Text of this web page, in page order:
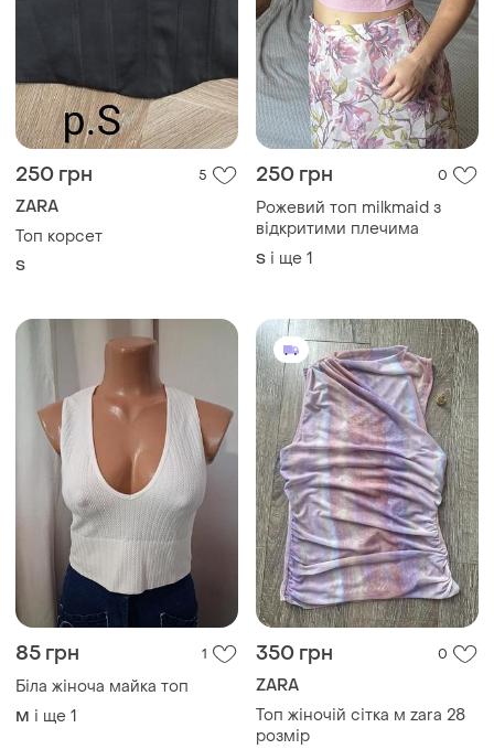
250 грн 5
ZARA
Топ корсет
S
250 грн 0
Рожевий топ milkmaid з
відкритими плечима
S і ще 1
85 грн 1
Біла жіноча майка топ
M і ще 1
350 грн 0
ZARA
Топ жіночій сітка м zara 28
розмір